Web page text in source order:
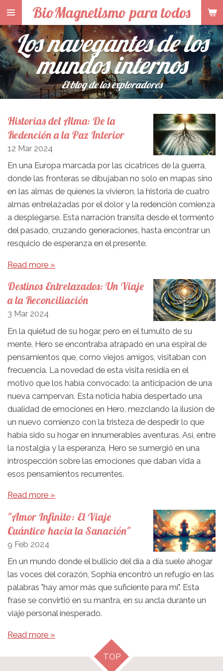
Skip
to
main
content
BioMagnetismo para todos
Los navegantes de los
mundos internos
El blog de los exploradores
Historias del Alma: De la
Redención a la Paz Interior
12 Mar 2024
En una Europa marcada por las cicatrices de la guerra,
donde las fronteras se dibujaban no solo en mapas sino
en las almas de quienes la vivieron, la historia de cuatro
almas entrelazadas por el dolor y la redención comienza
a desplegarse. Esta narración transita desde el tormento
del pasado, cruzando generaciones, hasta encontrar un
resquicio de esperanza en el presente.
Read more »
Destinos Entrelazados: Un Viaje
a la Reconciliación
3 Mar 2024
En la quietud de su hogar, pero en el tumulto de su
mente, Hero se encontraba atrapado en una espiral de
pensamientos que, como viejos amigos, visitaban con
frecuencia. La novedad de esta visita residía en el
motivo que los había convocado: la anticipación de una
nueva campervan. Esta noticia había despertado una
dualidad de emociones en Hero, mezclando la ilusión de
un nuevo comienzo con la tristeza de despedir lo que
había sido su hogar en innumerables aventuras. Así, entre
la nostalgia y la esperanza, Hero se sumergió en una
introspección sobre las emociones que daban vida a
esos pensamientos recurrentes.
Read more »
"Amor Infinito: El Viaje
Cuántico hacia la Sanación"
9 Feb 2024
En un mundo donde el bullicio del día a día suele ahogar
las voces del corazón, Sophia encontró un refugio en las
palabras "hay amor más que suficiente para mí". Esta
frase se convirtió en su mantra, en su ancla durante un
viaje personal inesperado.
Read more »
TOP